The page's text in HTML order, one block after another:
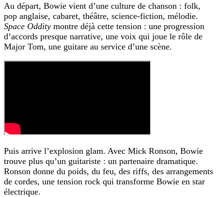
Au départ, Bowie vient d’une culture de chanson : folk,
pop anglaise, cabaret, théâtre, science-fiction, mélodie.
Space Oddity montre déjà cette tension : une progression
d’accords presque narrative, une voix qui joue le rôle de
Major Tom, une guitare au service d’une scène.
Puis arrive l’explosion glam. Avec Mick Ronson, Bowie
trouve plus qu’un guitariste : un partenaire dramatique.
Ronson donne du poids, du feu, des riffs, des arrangements
de cordes, une tension rock qui transforme Bowie en star
électrique.